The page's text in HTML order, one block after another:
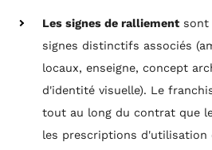
Les signes de ralliement sont
signes distinctifs associés
locaux, enseigne, concept
d'identité visuelle). Le
tout au long du contrat que
les prescriptions d'utilisation